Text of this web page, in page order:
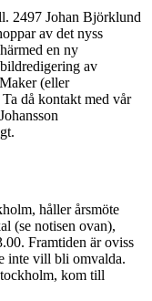
2497 Johan Björklund
av det nyss
en ny
av
(eller
då kontakt med vår
håller årsmöte
(se notisen ovan),
Framtiden är oviss
inte vill bli omvalda.
kom till